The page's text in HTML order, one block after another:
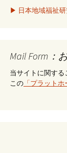
▶ 日本地域福祉研
Mail Form：
当サイトに関する
この 「プラットホ